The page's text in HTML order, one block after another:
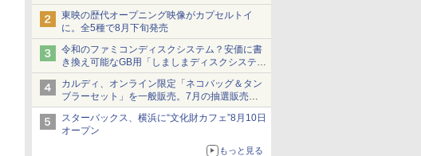
ショーツは1990円に
東映の歴代オープニング映像がカプセルトイ
に。全5種で8月下旬発売
令和のファミコンディスクシステム？安価に書
き換え可能なGB用「しましまディスクシステ
ム」
カルディ、オンライン限定「ネコバッグ＆タン
ブラーセット」を一般販売。7月の抽選販売の
当選無効分
スターバックス、横浜に“文化財カフェ”8月10日
オープン
もっと見る